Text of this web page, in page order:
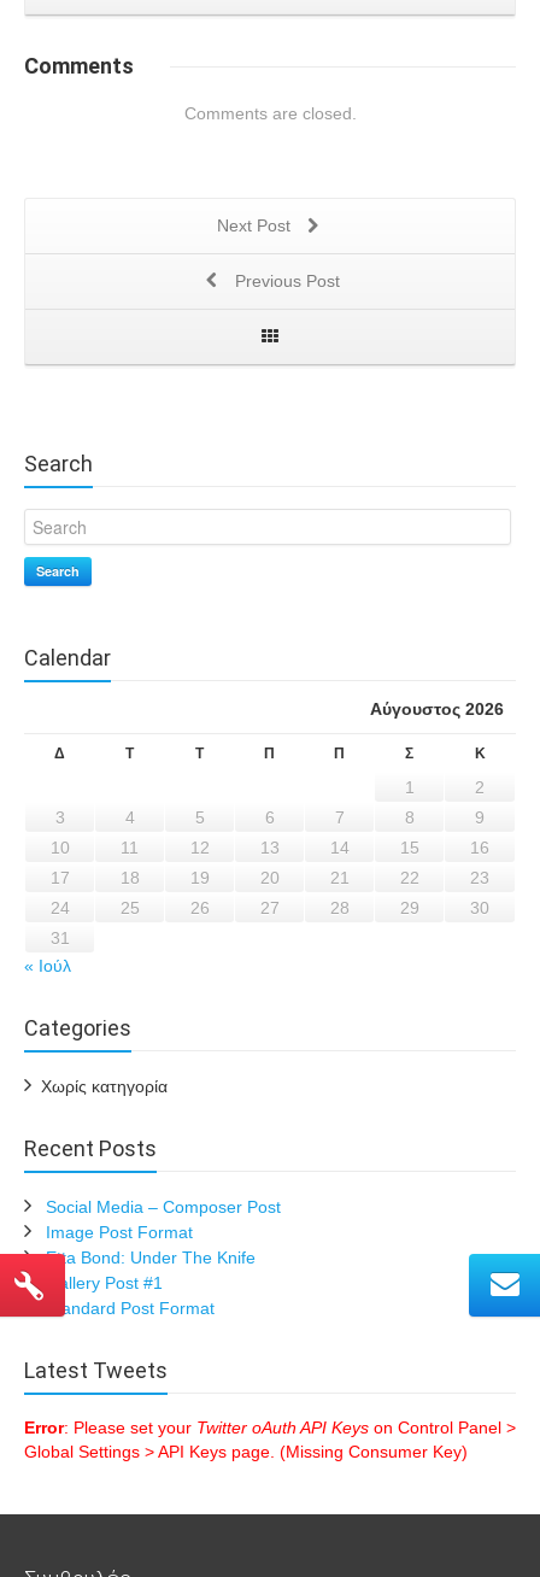
Comments
Comments are closed.
Next Post
Previous Post
Search
Search
Calendar
Αύγουστος 2026
Δ Τ Τ Π Π Σ Κ
1
2
3
4 5 6 7 8
9
10
11 12 13 14 15
16
17
18 19 20 21 22
23
24
25 26 27 28 29
30
31
« Ιούλ
Categories
Χωρίς κατηγορία
Recent Posts
Social Media – Composer Post
Image Post Format
Etta Bond: Under The Knife
Gallery Post #1
Standard Post Format
Latest Tweets
Error: Please set your Twitter oAuth API Keys on Control Panel >
Global Settings > API Keys page. (Missing Consumer Key)